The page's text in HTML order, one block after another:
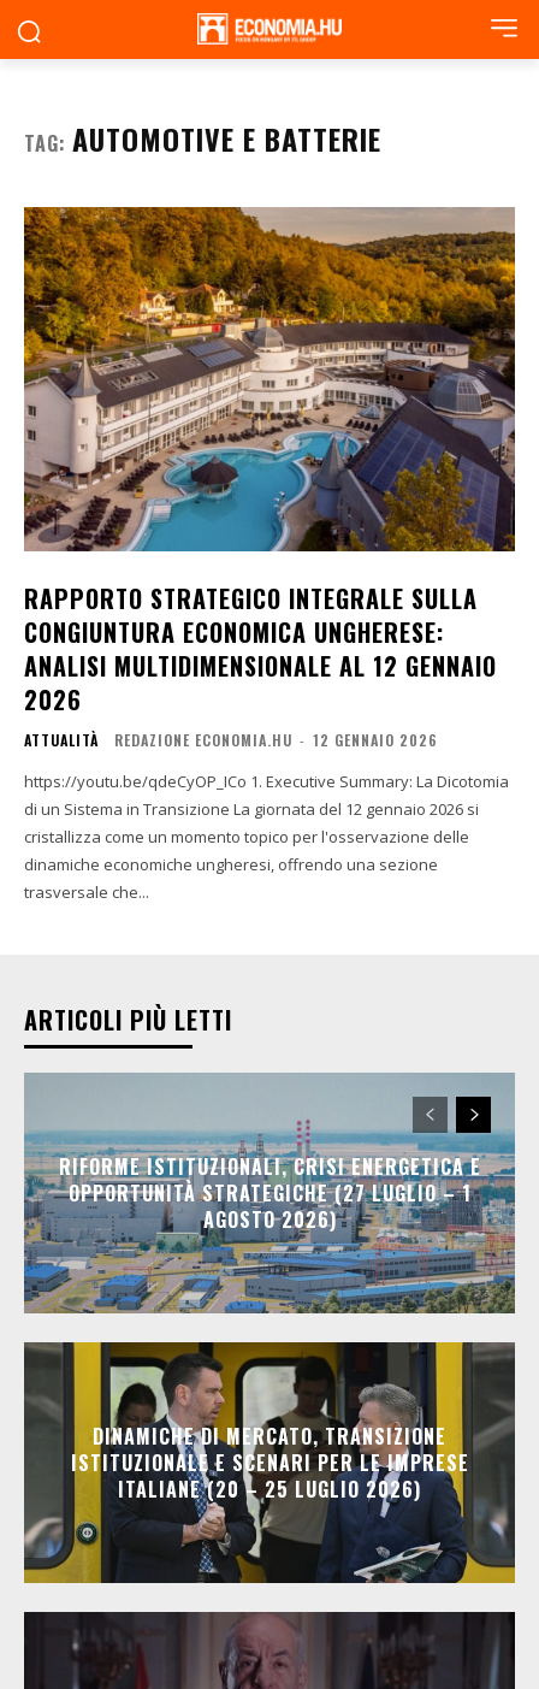
TAG: AUTOMOTIVE E BATTERIE
RAPPORTO STRATEGICO INTEGRALE SULLA
CONGIUNTURA ECONOMICA UNGHERESE:
ANALISI MULTIDIMENSIONALE AL 12 GENNAIO
2026
ATTUALITÀ REDAZIONE ECONOMIA.HU - 12 GENNAIO 2026
https://youtu.be/qdeCyOP_ICo 1. Executive Summary: La Dicotomia
di un Sistema in Transizione La giornata del 12 gennaio 2026 si
cristallizza come un momento topico per l'osservazione delle
dinamiche economiche ungheresi, offrendo una sezione
trasversale che...
ARTICOLI PIÙ LETTI
RIFORME ISTITUZIONALI, CRISI ENERGETICA E
OPPORTUNITÀ STRATEGICHE (27 LUGLIO – 1
AGOSTO 2026)
DINAMICHE DI MERCATO, TRANSIZIONE
ISTITUZIONALE E SCENARI PER LE IMPRESE
ITALIANE (20 – 25 LUGLIO 2026)